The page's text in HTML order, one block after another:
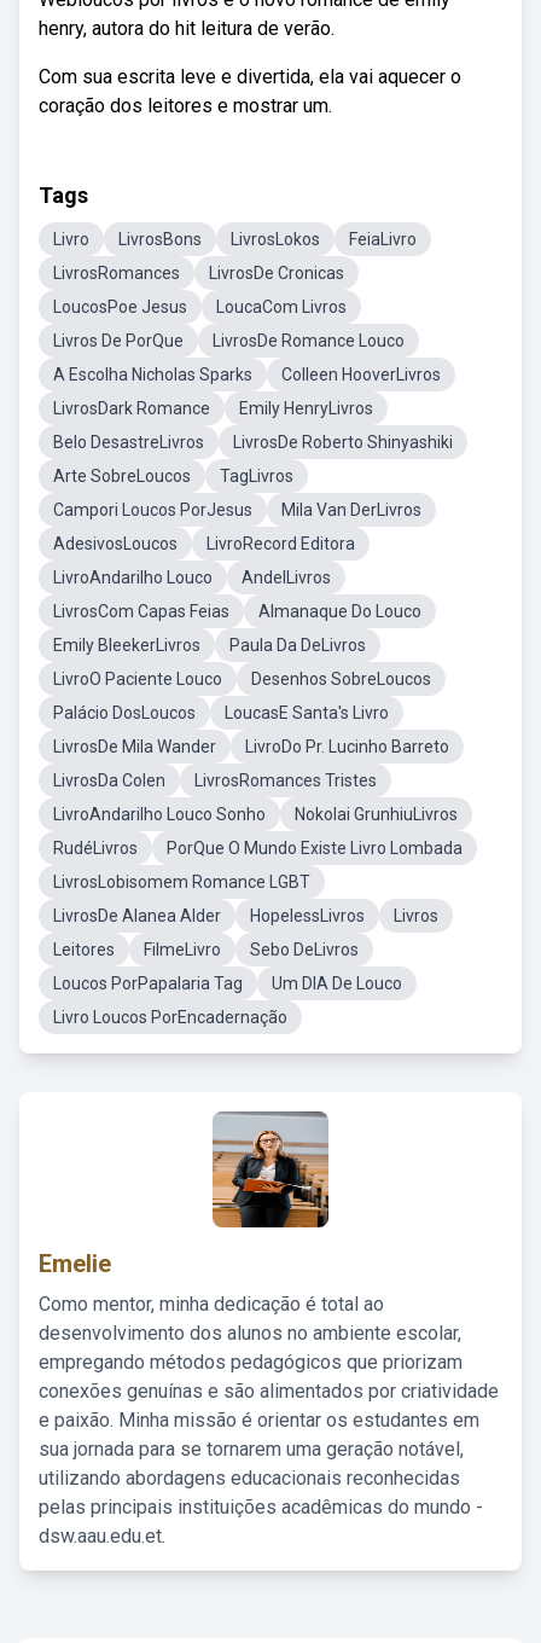
henry, autora do hit leitura de verão.
Com sua escrita leve e divertida, ela vai aquecer o
coração dos leitores e mostrar um.
Tags
Livro LivrosBons LivrosLokos
FeiaLivro
LivrosRomances
LivrosDe Cronicas
LoucosPoe Jesus
LoucaCom Livros
Livros De PorQue
LivrosDe Romance Louco
A Escolha Nicholas Sparks
Colleen HooverLivros
LivrosDark Romance
Emily HenryLivros
Belo DesastreLivros
LivrosDe Roberto Shinyashiki
Arte SobreLoucos
TagLivros
Campori Loucos PorJesus
Mila Van DerLivros
AdesivosLoucos
LivroRecord Editora
LivroAndarilho Louco
AndelLivros
LivrosCom Capas Feias
Almanaque Do Louco
Emily BleekerLivros
Paula Da DeLivros
LivroO Paciente Louco
Desenhos SobreLoucos
Palácio DosLoucos
LoucasE Santa's Livro
LivrosDe Mila Wander
LivroDo Pr. Lucinho Barreto
LivrosDa Colen
LivrosRomances Tristes
LivroAndarilho Louco Sonho
Nokolai GrunhiuLivros
RudéLivros
PorQue O Mundo Existe Livro Lombada
LivrosLobisomem Romance LGBT
LivrosDe Alanea Alder
HopelessLivros
Livros
Leitores
FilmeLivro
Sebo DeLivros
Loucos PorPapalaria Tag
Um DIA De Louco
Livro Loucos PorEncadernação
Emelie
Como mentor, minha dedicação é total ao
desenvolvimento dos alunos no ambiente escolar,
empregando métodos pedagógicos que priorizam
conexões genuínas e são alimentados por criatividade
e paixão. Minha missão é orientar os estudantes em
sua jornada para se tornarem uma geração notável,
utilizando abordagens educacionais reconhecidas
pelas principais instituições acadêmicas do mundo -
dsw.aau.edu.et.